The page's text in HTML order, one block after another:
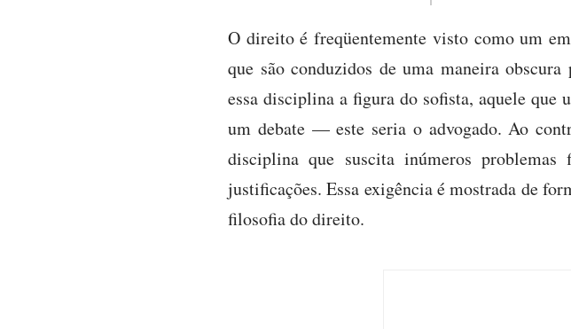
O direito é freqüentemente visto como um
que são conduzidos de uma maneira
essa disciplina a figura do sofista, aquele que
um debate — este seria o advogado. Ao
disciplina que suscita inúmeros
justificações. Essa exigência é mostrada de
filosofia do direito.